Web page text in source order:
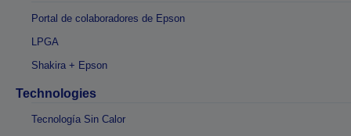
Portal de colaboradores de Epson
LPGA
Shakira + Epson
Technologies
Tecnología Sin Calor